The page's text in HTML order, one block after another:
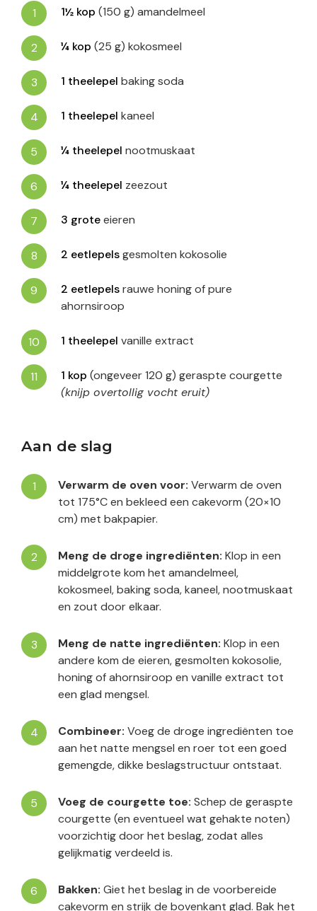
1½ kop (150 g) amandelmeel
¼ kop (25 g) kokosmeel
1 theelepel baking soda
1 theelepel kaneel
¼ theelepel nootmuskaat
¼ theelepel zeezout
3 groteeieren
2 eetlepelsgesmolten kokosolie
2 eetlepelsrauwe honing of pure
ahornsiroop
1 theelepel vanille extract
1 kop (ongeveer 120 g) geraspte courgette
(knijp overtollig vocht eruit)
Aan de slag
Verwarm de oven voor: Verwarm de oven
tot 175°C en bekleed een cakevorm (20×10
cm) met bakpapier.
Meng de droge ingrediënten: Klop in een
middelgrote kom het amandelmeel,
kokosmeel, baking soda, kaneel, nootmuskaat
en zout door elkaar.
Meng de natte ingrediënten: Klop in een
andere kom de eieren, gesmolten kokosolie,
honing of ahornsiroop en vanille extract tot
een glad mengsel.
Combineer: Voeg de droge ingrediënten toe
aan het natte mengsel en roer tot een goed
gemengde, dikke beslagstructuur ontstaat.
Voeg de courgette toe: Schep de geraspte
courgette (en eventueel wat gehakte noten)
voorzichtig door het beslag, zodat alles
gelijkmatig verdeeld is.
Bakken: Giet het beslag in de voorbereide
cakevorm en strijk de bovenkant glad. Bak het